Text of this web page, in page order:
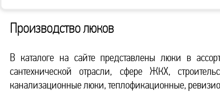
Производство люков
В каталоге на сайте представлены люки в
сантехнической отрасли, сфере ЖКХ,
канализационные люки, теплофикационные,